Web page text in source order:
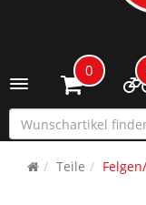
Toggle navigation
0
Teile